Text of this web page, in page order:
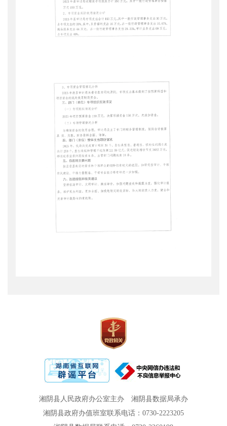
湘阴县人民政府办公室主办
湘阴县数据局承办
湘阴县政府办值班室联系电话：0730-2223205